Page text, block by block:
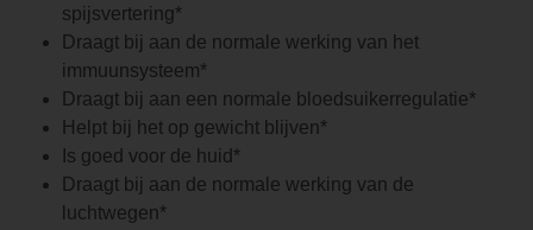
spijsvertering*
Draagt bij aan de normale werking van het
immuunsysteem*
Draagt bij aan een normale bloedsuikerregulatie*
Helpt bij het op gewicht blijven*
Is goed voor de huid*
Draagt bij aan de normale werking van de
luchtwegen*